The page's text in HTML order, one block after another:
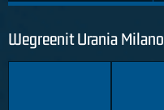
Wegreenit Urania Milano